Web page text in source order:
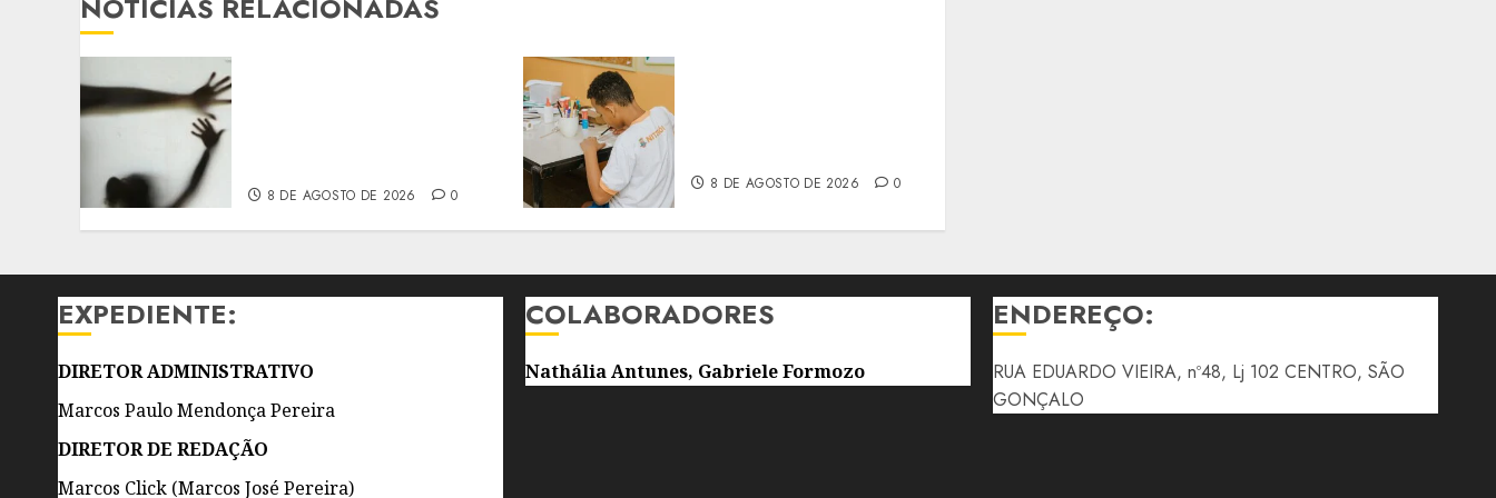
NOTÍCIAS RELACIONADAS
8 DE AGOSTO DE 2026 0
8 DE AGOSTO DE 2026 0
EXPEDIENTE:
DIRETOR ADMINISTRATIVO
Marcos Paulo Mendonça Pereira
DIRETOR DE REDAÇÃO
Marcos Click (Marcos José Pereira)
COLABORADORES
Nathália Antunes, Gabriele Formozo
ENDEREÇO:
RUA EDUARDO VIEIRA, nº48, Lj 102 CENTRO, SÃO
GONÇALO